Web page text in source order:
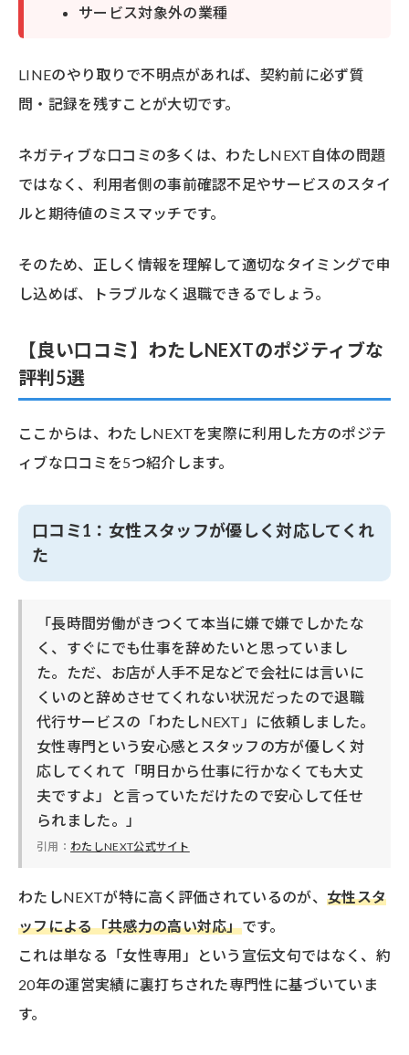
サービス対象外の業種
LINEのやり取りで不明点があれば、契約前に必ず質
問・記録を残すことが大切です。
ネガティブな口コミの多くは、わたしNEXT自体の問題
ではなく、利用者側の事前確認不足やサービスのスタイ
ルと期待値のミスマッチです。
そのため、正しく情報を理解して適切なタイミングで申
し込めば、トラブルなく退職できるでしょう。
【良い口コミ】わたしNEXTのポジティブな
評判5選
ここからは、わたしNEXTを実際に利用した方のポジテ
ィブな口コミを5つ紹介します。
口コミ1：女性スタッフが優しく対応してくれ
た
「長時間労働がきつくて本当に嫌で嫌でしかたな
く、すぐにでも仕事を辞めたいと思っていまし
た。ただ、お店が人手不足などで会社には言いに
くいのと辞めさせてくれない状況だったので退職
代行サービスの「わたしNEXT」に依頼しました。
女性専門という安心感とスタッフの方が優しく対
応してくれて「明日から仕事に行かなくても大丈
夫ですよ」と言っていただけたので安心して任せ
られました。」
引用： わたしNEXT公式サイト
わたしNEXTが特に高く評価されているのが、女性スタ
ッフによる「共感力の高い対応」です。
これは単なる「女性専用」という宣伝文句ではなく、約
20年の運営実績に裏打ちされた専門性に基づいていま
す。